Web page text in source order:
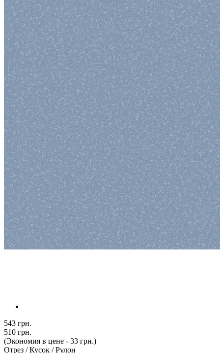
543 грн.
510 грн.
(Экономия в цене - 33 грн.)
Отрез / Кусок / Рулон